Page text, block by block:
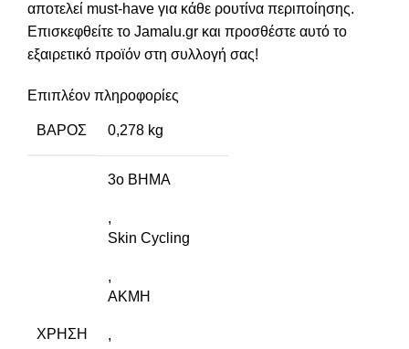
αποτελεί must-have για κάθε ρουτίνα περιποίησης.
Επισκεφθείτε το Jamalu.gr και προσθέστε αυτό το
εξαιρετικό προϊόν στη συλλογή σας!
Επιπλέον πληροφορίες
ΒΆΡΟΣ 0,278 kg
ΧΡΉΣΗ
3ο ΒΗΜΑ
,
Skin Cycling
,
ΑΚΜΗ
,